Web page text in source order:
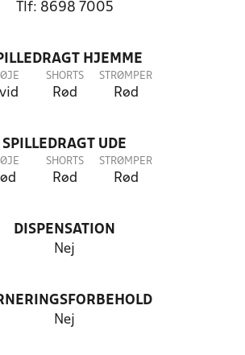
Tlf: 8698 7005
HJEMME
SHORTS
Rød
STRØMPER
Rød
SPILLEDRAGT UDE
SHORTS
Rød
STRØMPER
Rød
DISPENSATION
Nej
Nej